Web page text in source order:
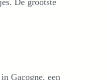
Gacogne, een